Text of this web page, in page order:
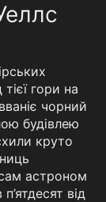
гори на
чорний
будівлею
круто
астроном
від